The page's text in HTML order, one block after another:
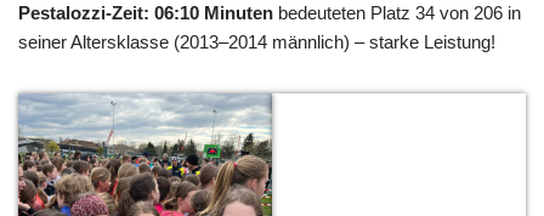
Pestalozzi-Zeit: 06:10 Minuten bedeuteten Platz 34 von 206 in
seiner Altersklasse (2013–2014 männlich) – starke Leistung!